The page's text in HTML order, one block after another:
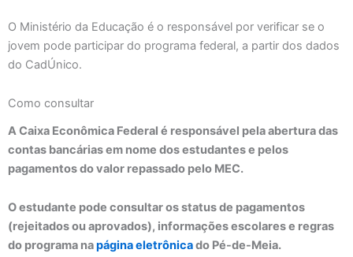
O Ministério da Educação é o responsável por verificar se o
jovem pode participar do programa federal, a partir dos dados
do CadÚnico.
Como consultar
A Caixa Econômica Federal é responsável pela abertura das
contas bancárias em nome dos estudantes e pelos
pagamentos do valor repassado pelo MEC.
O estudante pode consultar os status de pagamentos
(rejeitados ou aprovados), informações escolares e regras
do programa napágina eletrônicado Pé-de-Meia.